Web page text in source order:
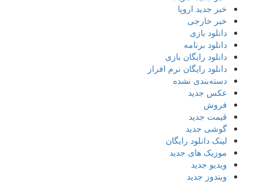
خبر جدید اروپا
خبر خارجی
دانلود بازی
دانلود برنامه
دانلود رایگان بازی
دانلود رایگان نرم افراز
دسته‌بندی نشده
عکس جدید
فروش
قیمت جدید
گوشی جدید
لینک دانلود رایگان
موزیک های جدید
ویدیو جدید
ویندوز جدید